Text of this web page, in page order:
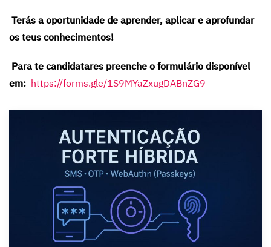
Terás a oportunidade de aprender, aplicar e aprofundar
os teus conhecimentos!
Para te candidatares preenche o formulário disponível
em: https://forms.gle/1S9MYaZxugDABnZG9